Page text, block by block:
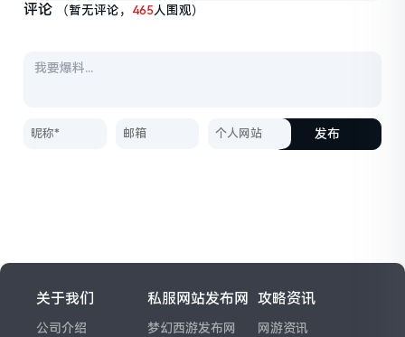
评论 （暂无评论， 465人围观）
发布
关于我们
公司介绍
私服网站发布网
梦幻西游发布网
攻略资讯
网游资讯